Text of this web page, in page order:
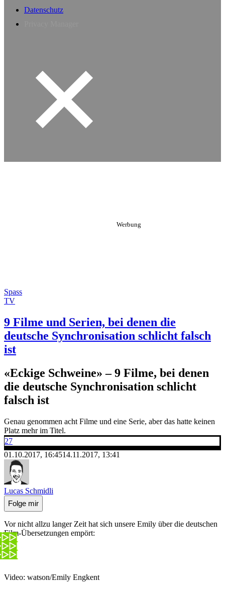
Datenschutz
Spass
TV
9 Filme und Serien, bei denen die
deutsche Synchronisation schlicht falsch
ist
«Eckige Schweine» – 9 Filme, bei denen
die deutsche Synchronisation schlicht
falsch ist
Genau genommen acht Filme und eine Serie, aber das hatte keinen
Platz mehr im Titel.
27
01.10.2017, 16:4514.11.2017, 13:41
Lucas Schmidli
Folge mir
Vor nicht allzu langer Zeit hat sich unsere Emily über die deutschen
Film-Übersetzungen empört:
Video: watson/Emily Engkent